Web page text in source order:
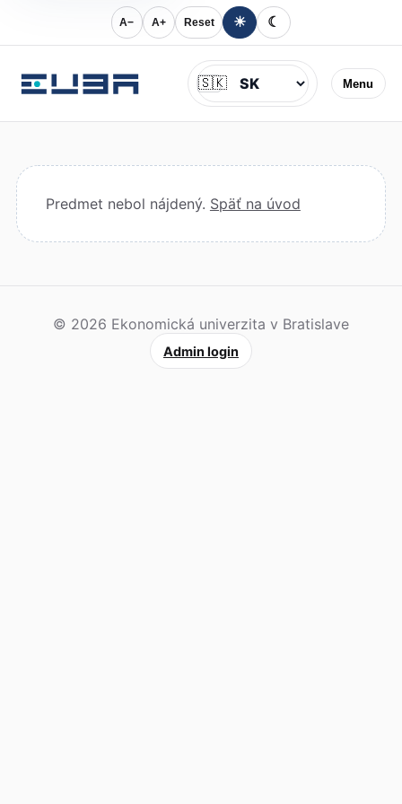
A− A+ Reset ☀ ☾
Menu
Jazyk
🇸🇰
Predmet nebol nájdený. Späť na úvod
© 2026 Ekonomická univerzita v Bratislave
Admin login